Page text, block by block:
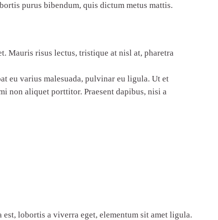
purus bibendum, quis dictum metus mattis.
Mauris risus lectus, tristique at nisl at, pharetra
eu varius malesuada, pulvinar eu ligula. Ut et
non aliquet porttitor. Praesent dapibus, nisi a
lobortis a viverra eget, elementum sit amet ligula.